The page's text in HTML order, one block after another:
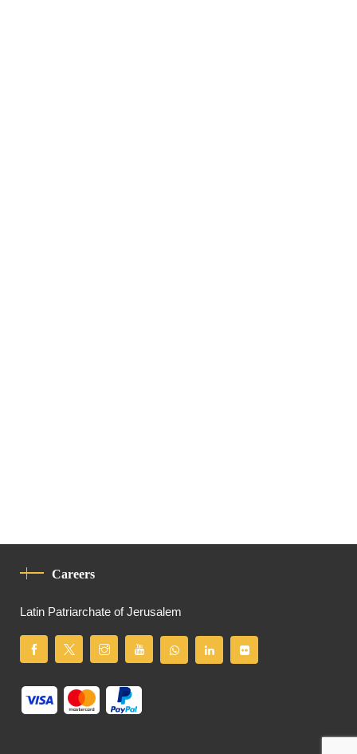
Careers
Latin Patriarchate of Jerusalem